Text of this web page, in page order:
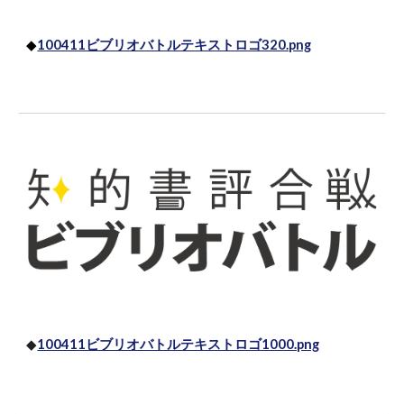
◆100411ビブリオバトルテキストロゴ320.png
◆100411ビブリオバトルテキストロゴ1000.png